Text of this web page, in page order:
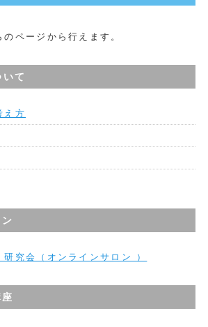
ページから行えます。
て
え方
究会（オンラインサロン ）